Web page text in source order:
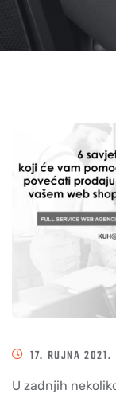
17. RUJNA 2021.
U zadnjih